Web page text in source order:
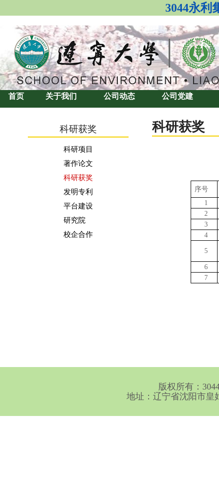
3044永利
首页 关于我们 公司动态 公司党建
科研获奖
科研项目
著作论文
科研获奖
发明专利
平台建设
研究院
校企合作
科研获奖
序号
1
2
3
4
5
6
7
版权所有：
地址：辽宁省沈阳市皇